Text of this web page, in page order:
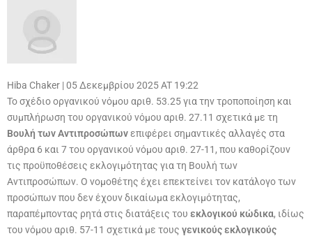
Hiba Chaker |05 Δεκεμβρίου 2025 AT 19:22
Το σχέδιο οργανικού νόμου αριθ. 53.25 για την τροποποίηση και
συμπλήρωση του οργανικού νόμου αριθ. 27.11 σχετικά με τη
Βουλή των Αντιπροσώπωνεπιφέρει σημαντικές αλλαγές στα
άρθρα 6 και 7 του οργανικού νόμου αριθ. 27-11, που καθορίζουν
τις προϋποθέσεις εκλογιμότητας για τη Βουλή των
Αντιπροσώπων. Ο νομοθέτης έχει επεκτείνει τον κατάλογο των
προσώπων που δεν έχουν δικαίωμα εκλογιμότητας,
παραπέμποντας ρητά στις διατάξεις του εκλογικού κώδικα, ιδίως
του νόμου αριθ. 57-11 σχετικά με τους γενικούς εκλογικούς